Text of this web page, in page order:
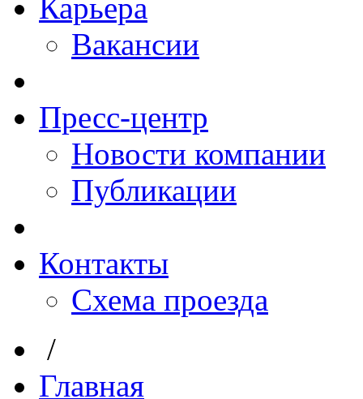
Карьера
Вакансии
Пресс-центр
Новости компании
Публикации
Контакты
Схема проезда
/
Главная